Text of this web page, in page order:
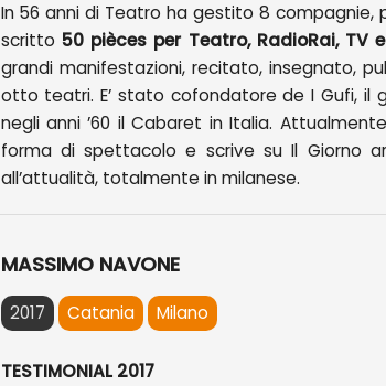
In 56 anni di Teatro ha gestito 8
scritto 50 pièces per Teatro, RadioRai, TV
grandi manifestazioni, recitato, insegnato,
otto teatri. E’ stato cofondatore de I Gufi, il
negli anni ’60 il Cabaret in Italia.
forma di spettacolo e scrive su Il Giorno
all’attualità, totalmente in milanese.
MASSIMO NAVONE
2017 Catania Milano
TESTIMONIAL 2017